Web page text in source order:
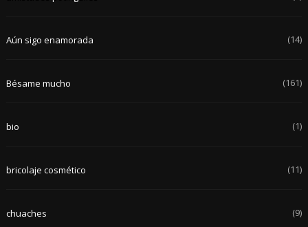
Aún sigo enamorada (14)
Bésame mucho (161)
bio (1)
bricolaje cosmético (11)
chuaches (9)